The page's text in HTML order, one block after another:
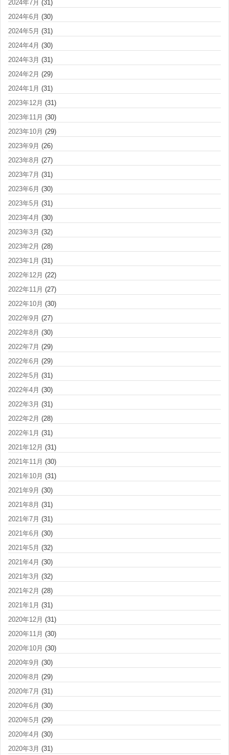
2024年7月 (31)
2024年6月 (30)
2024年5月 (31)
2024年4月 (30)
2024年3月 (31)
2024年2月 (29)
2024年1月 (31)
2023年12月 (31)
2023年11月 (30)
2023年10月 (29)
2023年9月 (26)
2023年8月 (27)
2023年7月 (31)
2023年6月 (30)
2023年5月 (31)
2023年4月 (30)
2023年3月 (32)
2023年2月 (28)
2023年1月 (31)
2022年12月 (22)
2022年11月 (27)
2022年10月 (30)
2022年9月 (27)
2022年8月 (30)
2022年7月 (29)
2022年6月 (29)
2022年5月 (31)
2022年4月 (30)
2022年3月 (31)
2022年2月 (28)
2022年1月 (31)
2021年12月 (31)
2021年11月 (30)
2021年10月 (31)
2021年9月 (30)
2021年8月 (31)
2021年7月 (31)
2021年6月 (30)
2021年5月 (32)
2021年4月 (30)
2021年3月 (32)
2021年2月 (28)
2021年1月 (31)
2020年12月 (31)
2020年11月 (30)
2020年10月 (30)
2020年9月 (30)
2020年8月 (29)
2020年7月 (31)
2020年6月 (30)
2020年5月 (29)
2020年4月 (30)
2020年3月 (31)